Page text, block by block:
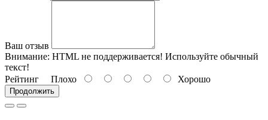
Ваш отзыв
Внимание: HTML не поддерживается! Используйте обычный
текст!
Рейтинг Плохо Хорошо
Продолжить